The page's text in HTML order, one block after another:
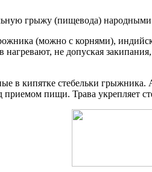
грыжу (пищевода) народными
(можно с корнями),
нагревают, не допуская
в кипятке стебельки
приемом пищи. Трава укрепляет